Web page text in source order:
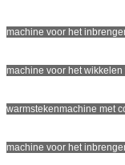
machine voor het
machine voor het wikkelen
warmstekenmachine met
machine voor het